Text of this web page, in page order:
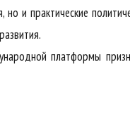
и практические
платформы